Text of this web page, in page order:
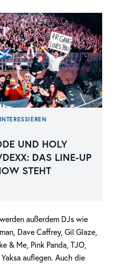
UND HOLY
DAS LINE-UP
STEHT
außerdem DJs wie
Dave Caffrey, Gil Glaze,
& Me, Pink Panda, TJO,
auflegen. Auch die